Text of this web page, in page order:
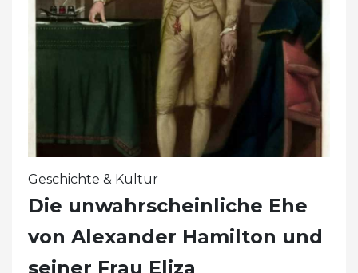
Geschichte & Kultur
Die unwahrscheinliche Ehe
von Alexander Hamilton und
seiner Frau Eliza